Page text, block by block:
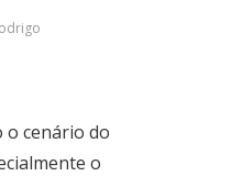
o cenário do
o